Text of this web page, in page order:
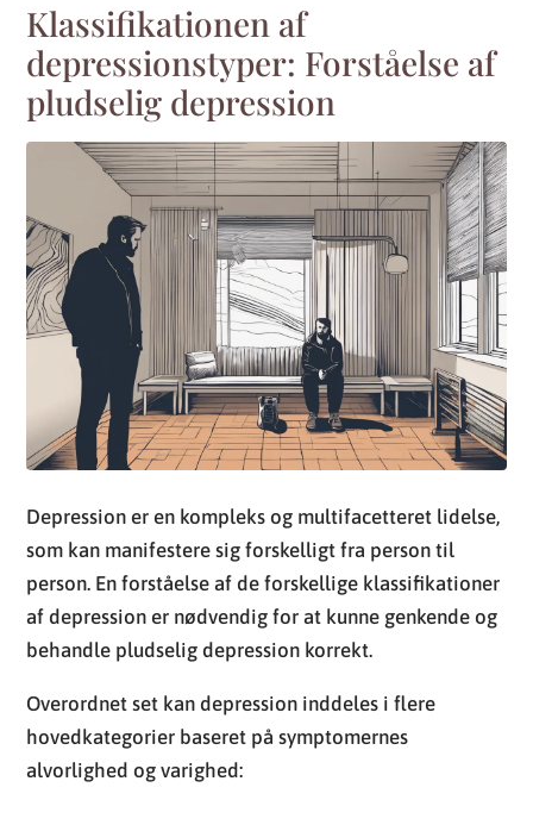
Klassifikationen af
depressionstyper: Forståelse af
pludselig depression
Depression er en kompleks og multifacetteret lidelse,
som kan manifestere sig forskelligt fra person til
person. En forståelse af de forskellige klassifikationer
af depression er nødvendig for at kunne genkende og
behandle pludselig depression korrekt.
Overordnet set kan depression inddeles i flere
hovedkategorier baseret på symptomernes
alvorlighed og varighed: